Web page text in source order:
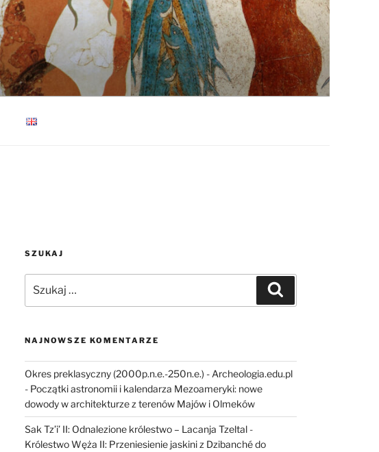
SZUKAJ
NAJNOWSZE KOMENTARZE
Okres preklasyczny (2000p.n.e.-250n.e.) - Archeologia.edu.pl
- Początki astronomii i kalendarza Mezoameryki: nowe
dowody w architekturze z terenów Majów i Olmeków
Sak Tz’i’ II: Odnalezione królestwo – Lacanja Tzeltal-
Królestwo Węża II: Przeniesienie jaskini z Dzibanché do